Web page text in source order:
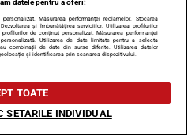
construit peste un vechi
Baia Mare
datele pentru a oferi:
Măsurarea performanței reclamelor. Stocarea
și îmbunătățirea serviciilor. Utilizarea profilurilor
de conținut personalizat. Măsurarea performanței
Utilizarea de date limitate pentru a selecta
combinații de date din surse diferite. Utilizarea datelor
și identificarea prin scanarea dispozitivului.
TOATE
SETARILE INDIVIDUAL